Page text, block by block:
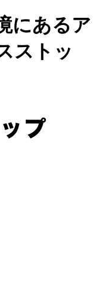
にあるア
ストッ